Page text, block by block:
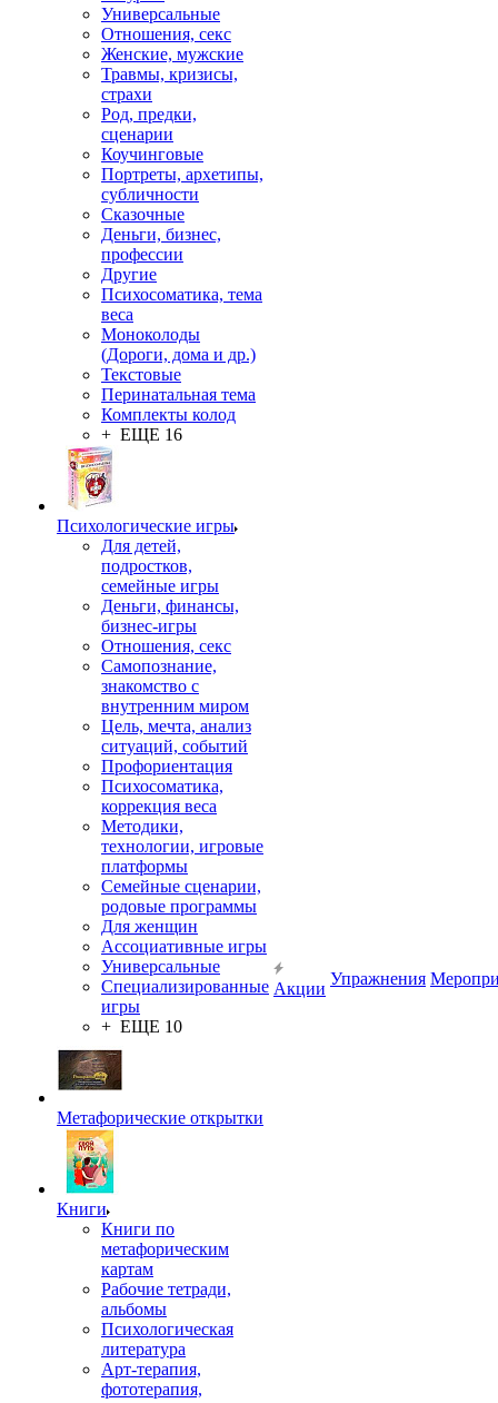
Универсальные
Отношения, секс
Женские, мужские
Травмы, кризисы,
страхи
Род, предки,
сценарии
Коучинговые
Портреты, архетипы,
субличности
Сказочные
Деньги, бизнес,
профессии
Другие
Психосоматика, тема
веса
Моноколоды
(Дороги, дома и др.)
Текстовые
Перинатальная тема
Комплекты колод
+ ЕЩЕ 16
Психологические игры
Для детей,
подростков,
семейные игры
Деньги, финансы,
бизнес-игры
Отношения, секс
Самопознание,
знакомство с
внутренним миром
Цель, мечта, анализ
ситуаций, событий
Профориентация
Психосоматика,
коррекция веса
Методики,
технологии, игровые
платформы
Семейные сценарии,
родовые программы
Для женщин
Ассоциативные игры
Универсальные
Специализированные
игры
+ ЕЩЕ 10
Метафорические открытки
Книги
Книги по
метафорическим
картам
Рабочие тетради,
альбомы
Психологическая
литература
Арт-терапия,
фототерапия,
Акции
Упражнения